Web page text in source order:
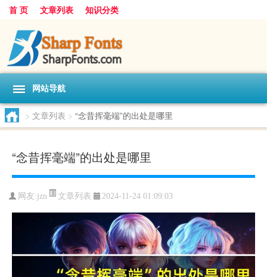
首 页 文章列表 知识分类
网站导航
> 文章列表 > “念昔挥毫端”的出处是哪里
“念昔挥毫端”的出处是哪里
网友:jzn 文章列表 2024-11-24 01:09:03